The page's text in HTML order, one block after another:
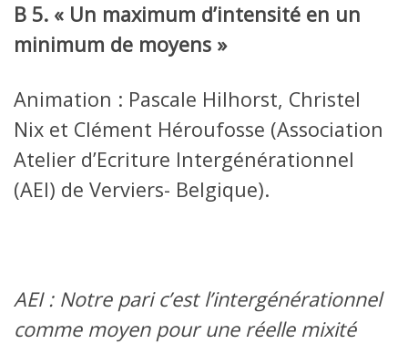
B 5. « Un maximum d’intensité en un
minimum de moyens »
Animation : Pascale Hilhorst, Christel
Nix et Clément Héroufosse (Association
Atelier d’Ecriture Intergénérationnel
(AEI) de Verviers- Belgique).
AEI : Notre pari c’est l’intergénérationnel
comme moyen pour une réelle mixité